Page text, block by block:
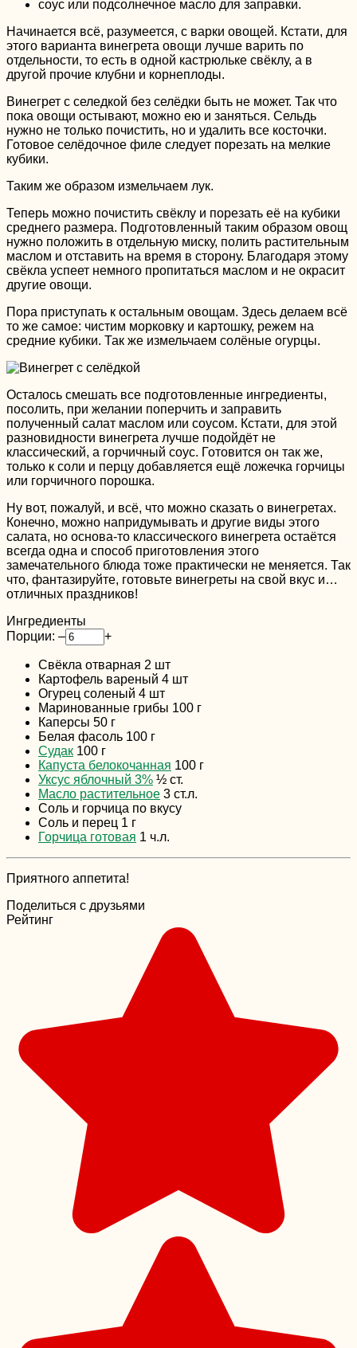
соус или подсолнечное масло для заправки.
Начинается всё, разумеется, с варки овощей. Кстати, для
этого варианта винегрета овощи лучше варить по
отдельности, то есть в одной кастрюльке свёклу, а в
другой прочие клубни и корнеплоды.
Винегрет с селедкой без селёдки быть не может. Так что
пока овощи остывают, можно ею и заняться. Сельдь
нужно не только почистить, но и удалить все косточки.
Готовое селёдочное филе следует порезать на мелкие
кубики.
Таким же образом измельчаем лук.
Теперь можно почистить свёклу и порезать её на кубики
среднего размера. Подготовленный таким образом овощ
нужно положить в отдельную миску, полить растительным
маслом и отставить на время в сторону. Благодаря этому
свёкла успеет немного пропитаться маслом и не окрасит
другие овощи.
Пора приступать к остальным овощам. Здесь делаем всё
то же самое: чистим морковку и картошку, режем на
средние кубики. Так же измельчаем солёные огурцы.
Осталось смешать все подготовленные ингредиенты,
посолить, при желании поперчить и заправить
полученный салат маслом или соусом. Кстати, для этой
разновидности винегрета лучше подойдёт не
классический, а горчичный соус. Готовится он так же,
только к соли и перцу добавляется ещё ложечка горчицы
или горчичного порошка.
Ну вот, пожалуй, и всё, что можно сказать о винегретах.
Конечно, можно напридумывать и другие виды этого
салата, но основа-то классического винегрета остаётся
всегда одна и способ приготовления этого
замечательного блюда тоже практически не меняется. Так
что, фантазируйте, готовьте винегреты на свой вкус и…
отличных праздников!
Ингредиенты
Порции: – +
Свёкла отварная 2 шт
Картофель вареный 4 шт
Огурец соленый 4 шт
Маринованные грибы 100 г
Каперсы 50 г
Белая фасоль 100 г
Судак 100 г
Капуста белокочанная 100 г
Уксус яблочный 3% ½ ст.
Масло растительное 3 ст.л.
Соль и горчица по вкусу
Соль и перец 1 г
Горчица готовая 1 ч.л.
Приятного аппетита!
Поделиться с друзьями
Рейтинг